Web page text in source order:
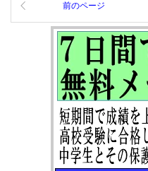
前のページ